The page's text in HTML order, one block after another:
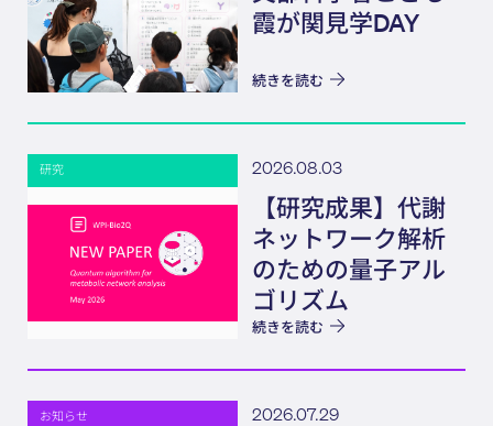
霞が関見学DAY
続きを読む
研究 2026.08.03
【研究成果】代謝
ネットワーク解析
のための量子アル
ゴリズム
続きを読む
お知らせ 2026.07.29